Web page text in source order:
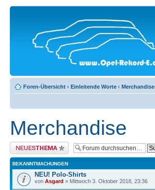
Foren-Übersicht ‹ Einleitende Worte ‹ Merchandise
Merchandise
Neues Thema erstellen
BEKANNTMACHUNGEN
NEU! Polo-Shirts
von Asgard » Mittwoch 3. Oktober 2018, 23:36